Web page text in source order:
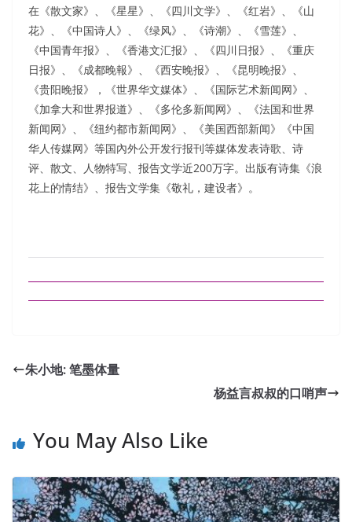
在《散文家》、《星星》、《四川文学》、《红岩》、《山
花》、《中国诗人》、《绿风》、《诗潮》、《雪莲》、
《中国青年报》、《香港文汇报》、《四川日报》、《重庆
日报》、《成都晚報》、《西安晚报》、《昆明晚报》、
《贵阳晚报》，《世界华文媒体》、《国际艺术新闻网》、
《加拿大和世界报道》、《多伦多新闻网》、《法国和世界
新闻网》、《纽约都市新闻网》、《美国西部新闻》《中国
华人传媒网》等国內外公开发行报刊等媒体发表诗歌、诗
评、散文、人物特写、报告文学近200万字。出版有诗集《浪
花上的情结》、报告文学集《敬礼，建设者》。
朱小地: 笔墨体量
杨益言叔叔的口哨声
You May Also Like